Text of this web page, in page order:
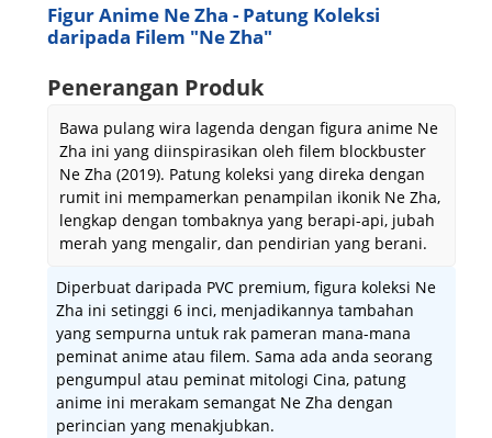
Figur Anime Ne Zha - Patung Koleksi
daripada Filem "Ne Zha"
Penerangan Produk
Bawa pulang wira lagenda dengan figura anime Ne
Zha ini yang diinspirasikan oleh filem blockbuster
Ne Zha (2019). Patung koleksi yang direka dengan
rumit ini mempamerkan penampilan ikonik Ne Zha,
lengkap dengan tombaknya yang berapi-api, jubah
merah yang mengalir, dan pendirian yang berani.
Diperbuat daripada PVC premium, figura koleksi Ne
Zha ini setinggi 6 inci, menjadikannya tambahan
yang sempurna untuk rak pameran mana-mana
peminat anime atau filem. Sama ada anda seorang
pengumpul atau peminat mitologi Cina, patung
anime ini merakam semangat Ne Zha dengan
perincian yang menakjubkan.